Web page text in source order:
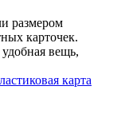
размером
карточек.
вещь,
карта